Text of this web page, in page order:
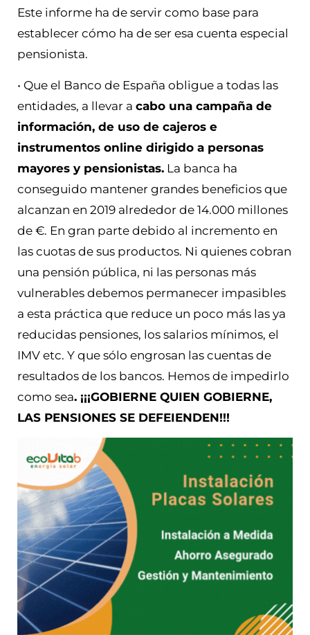
Este informe ha de servir como base para
establecer cómo ha de ser esa cuenta especial
pensionista.
• Que el Banco de España obligue a todas las
entidades, a llevar a cabo una campaña de
información, de uso de cajeros e
instrumentos online dirigido a personas
mayores y pensionistas. La banca ha
conseguido mantener grandes beneficios que
alcanzan en 2019 alrededor de 14.000 millones
de €. En gran parte debido al incremento en
las cuotas de sus productos. Ni quienes cobran
una pensión pública, ni las personas más
vulnerables debemos permanecer impasibles
a esta práctica que reduce un poco más las ya
reducidas pensiones, los salarios mínimos, el
IMV etc. Y que sólo engrosan las cuentas de
resultados de los bancos. Hemos de impedirlo
como sea. ¡¡¡GOBIERNE QUIEN GOBIERNE,
LAS PENSIONES SE DEFEIENDEN!!!